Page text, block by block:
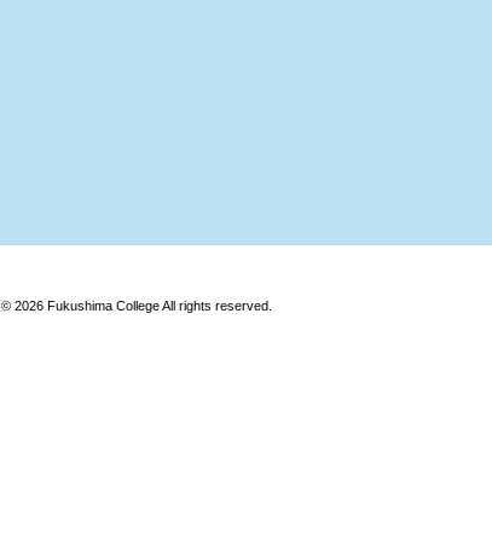
2026 Fukushima College All rights reserved.